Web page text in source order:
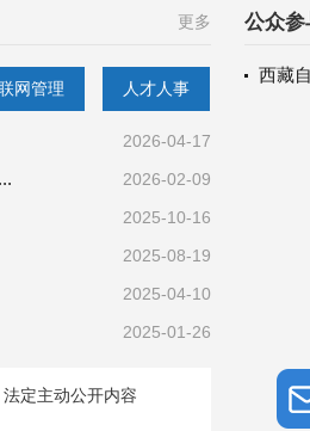
更多
网管理 人才人事
2026-04-17
2026-02-09
2025-10-16
2025-08-19
2025-04-10
2025-01-26
法定主动公开内容
公众参
西藏